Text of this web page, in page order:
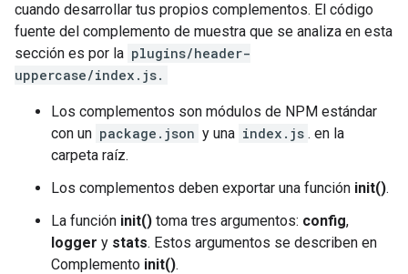
cuando desarrollar tus propios complementos. El código
fuente del complemento de muestra que se analiza en esta
sección es por la plugins/header-
uppercase/index.js.
Los complementos son módulos de NPM estándar
con un package.json y una index.js . en la
carpeta raíz.
Los complementos deben exportar una función init().
La función init() toma tres argumentos: config,
logger y stats. Estos argumentos se describen en
Complemento init().